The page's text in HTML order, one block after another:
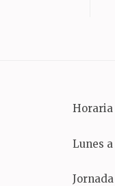
Horaria
Lunes